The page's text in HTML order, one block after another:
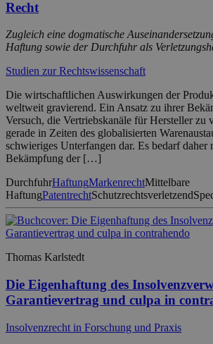
Recht
Zugleich eine dogmatische
Haftung sowie der Durchfuhr als
Studien zur Rechtswissenschaft
Die wirtschaftlichen Auswirkungen der
weltweit gravierend. Ein Ansatz zu ihrer
Versuch, die Vertriebskanäle für Hersteller zu
gerade in Zeiten des globalisierten
schwieriges Unterfangen dar. Es bedarf daher
Bekämpfung der […]
DurchfuhrHaftungMarkenrechtMittelbare
HaftungPatentrechtSchutzrechtsverletzend
Thomas Karlstedt
Die Eigenhaftung des
Garantievertrag und culpa in
Insolvenzrecht in Forschung und Praxis